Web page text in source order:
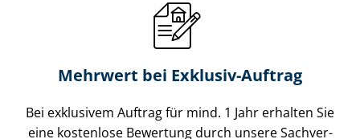
Mehrwert bei Exklusiv-Auftrag
Bei exklusivem Auftrag für mind. 1 Jahr erhalten Sie
eine kostenlose Bewertung durch unsere Sach­ver­